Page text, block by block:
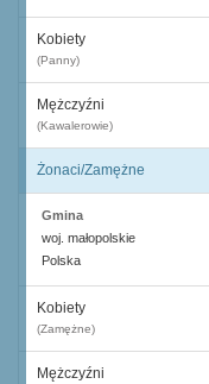
Kobiety
(Panny)
Mężczyźni
(Kawalerowie)
Żonaci/Zamężne
Gmina
woj. małopolskie
Polska
Kobiety
(Zamężne)
Mężczyźni